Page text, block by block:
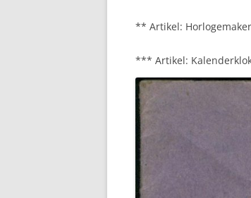
** Artikel:
*** Artikel: Kalenderklok